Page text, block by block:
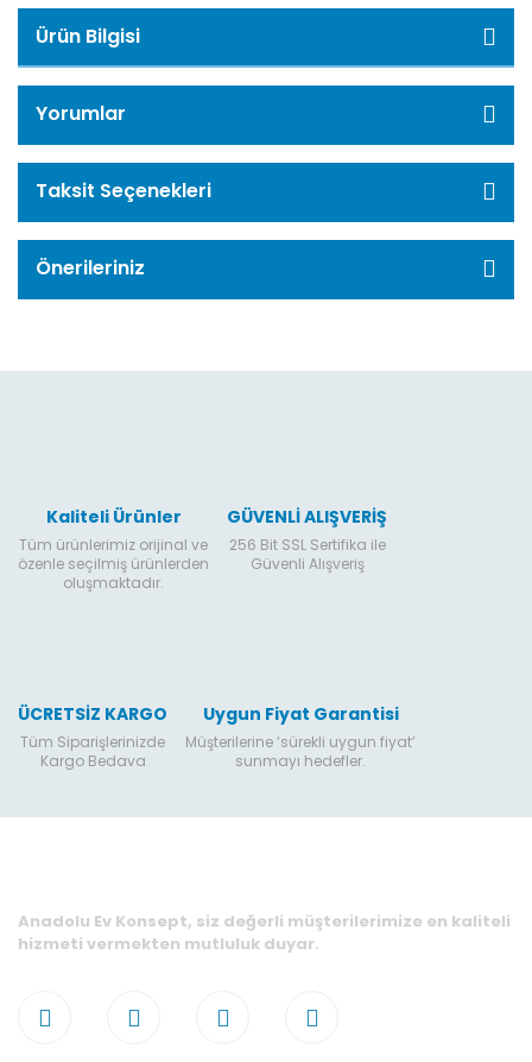
Ürün Bilgisi
Yorumlar
Taksit Seçenekleri
Önerileriniz
Kaliteli Ürünler
Tüm ürünlerimiz orijinal ve
özenle seçilmiş ürünlerden
oluşmaktadır.
GÜVENLİ ALIŞVERİŞ
256 Bit SSL Sertifika ile
Güvenli Alışveriş
ÜCRETSİZ KARGO
Tüm Siparişlerinizde
Kargo Bedava
Uygun Fiyat Garantisi
Müşterilerine ‘sürekli uygun fiyat’
sunmayı hedefler.
Anadolu Ev Konsept, siz değerli müşterilerimize en kaliteli
hizmeti vermekten mutluluk duyar.